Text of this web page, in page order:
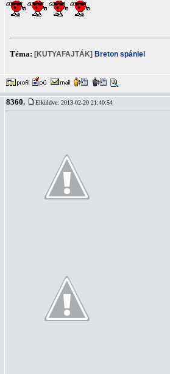
Téma: [KUTYAFAJTÁK] Breton spániel
8360. Elküldve: 2013-02-20 21:40:54